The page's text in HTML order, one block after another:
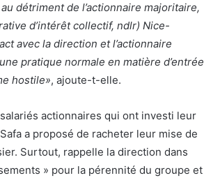
détriment de l’actionnaire majoritaire,
d’intérêt collectif, ndlr) Nice-
avec la direction et l’actionnaire
pratique normale en matière d’entrée
hostile», ajoute-t-elle.
actionnaires qui ont investi leur
a proposé de racheter leur mise de
Surtout, rappelle la direction dans
» pour la pérennité du groupe et